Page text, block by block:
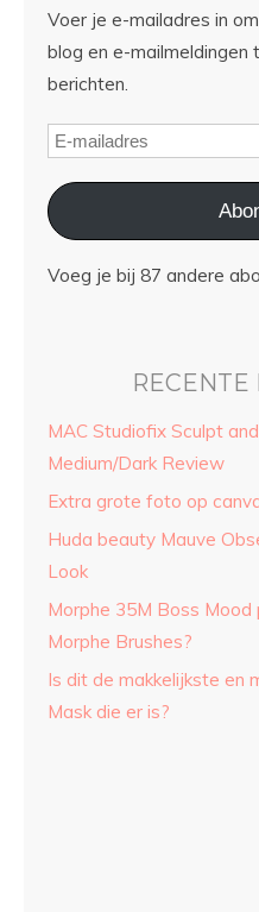
Voer je e-mailadres in
blog en e-mailmeldingen
berichten.
Voeg je bij 87 andere
RECENTE
MAC Studiofix Sculpt
Medium/Dark Review
Extra grote foto op
Huda beauty Mauve
Look
Morphe 35M Boss
Morphe Brushes?
Is dit de makkelijkste en
Mask die er is?